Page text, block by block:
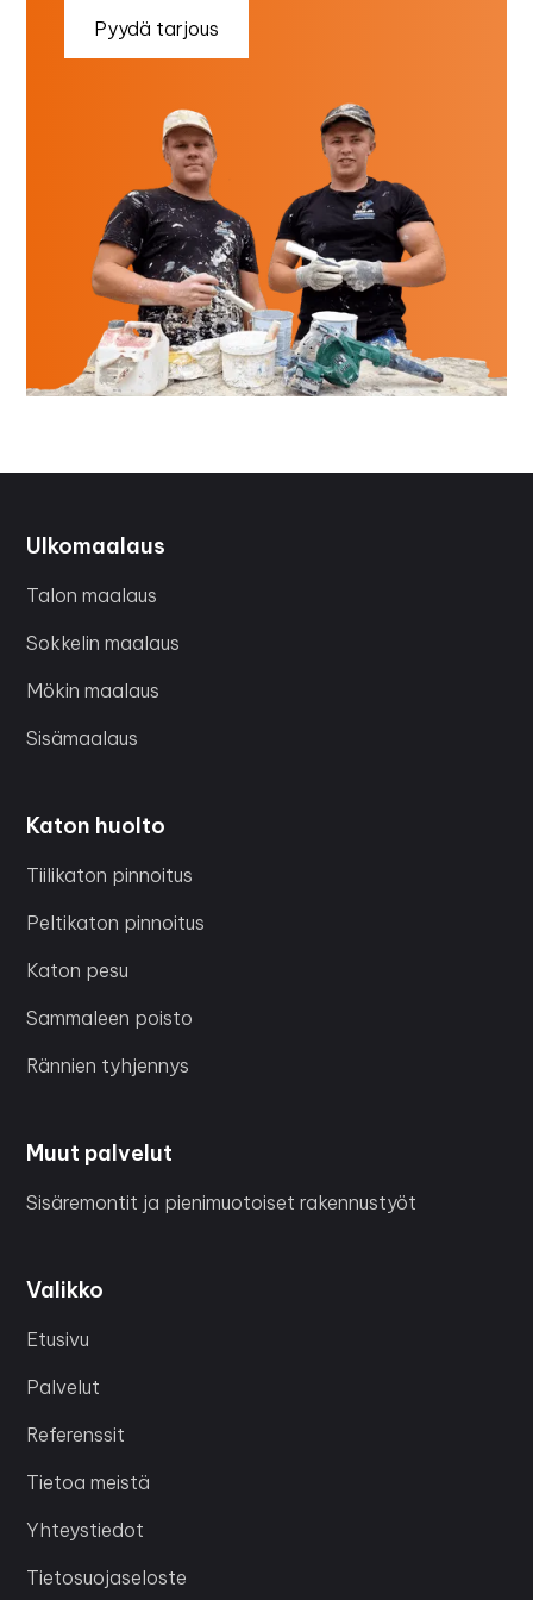
Pyydä tarjous
Ulkomaalaus
Talon maalaus
Sokkelin maalaus
Mökin maalaus
Sisämaalaus
Katon huolto
Tiilikaton pinnoitus
Peltikaton pinnoitus
Katon pesu
Sammaleen poisto
Rännien tyhjennys
Muut palvelut
Sisäremontit ja pienimuotoiset rakennustyöt
Valikko
Etusivu
Palvelut
Referenssit
Tietoa meistä
Yhteystiedot
Tietosuojaseloste